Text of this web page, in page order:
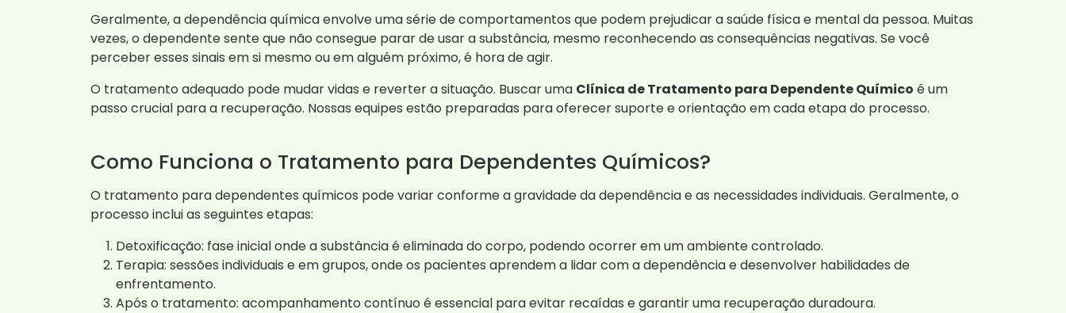
Geralmente, a dependência química envolve uma série de comportamentos que podem prejudicar a saúde física e mental da pessoa. Muitas
vezes, o dependente sente que não consegue parar de usar a substância, mesmo reconhecendo as consequências negativas. Se você
perceber esses sinais em si mesmo ou em alguém próximo, é hora de agir.
O tratamento adequado pode mudar vidas e reverter a situação. Buscar uma Clínica de Tratamento para Dependente Químico é um
passo crucial para a recuperação. Nossas equipes estão preparadas para oferecer suporte e orientação em cada etapa do processo.
Como Funciona o Tratamento para Dependentes Químicos?
O tratamento para dependentes químicos pode variar conforme a gravidade da dependência e as necessidades individuais. Geralmente, o
processo inclui as seguintes etapas:
Detoxificação: fase inicial onde a substância é eliminada do corpo, podendo ocorrer em um ambiente controlado.
Terapia: sessões individuais e em grupos, onde os pacientes aprendem a lidar com a dependência e desenvolver habilidades de
enfrentamento.
Após o tratamento: acompanhamento contínuo é essencial para evitar recaídas e garantir uma recuperação duradoura.